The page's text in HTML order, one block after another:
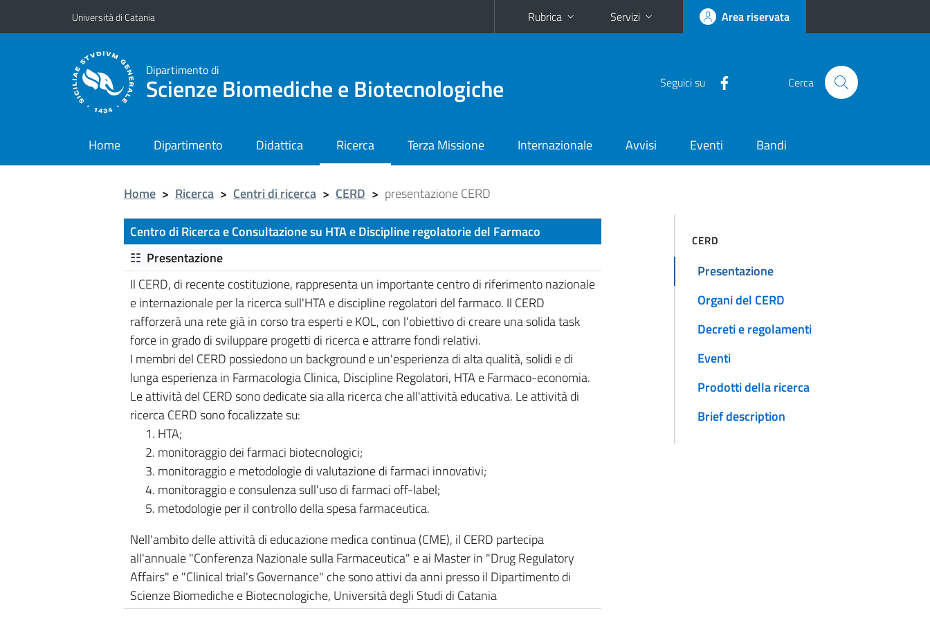
Vai al contenuto principale
Vai al menu di navigazione
Università di Catania Rubrica Servizi Area riservata
Dipartimento di
Scienze Biomediche e Biotecnologiche Seguici su Cerca
Home Dipartimento Didattica Ricerca Terza Missione Internazionale Avvisi Eventi Bandi
Home > Ricerca > Centri di ricerca > CERD > presentazione CERD
Centro di Ricerca e Consultazione su HTA e Discipline regolatorie del Farmaco
☷ Presentazione
Il CERD, di recente costituzione, rappresenta un importante centro di riferimento nazionale
e internazionale per la ricerca sull'HTA e discipline regolatori del farmaco. Il CERD
rafforzerà una rete già in corso tra esperti e KOL, con l'obiettivo di creare una solida task
force in grado di sviluppare progetti di ricerca e attrarre fondi relativi.
I membri del CERD possiedono un background e un'esperienza di alta qualità, solidi e di
lunga esperienza in Farmacologia Clinica, Discipline Regolatori, HTA e Farmaco-economia.
Le attività del CERD sono dedicate sia alla ricerca che all'attività educativa. Le attività di
ricerca CERD sono focalizzate su:
HTA;
monitoraggio dei farmaci biotecnologici;
monitoraggio e metodologie di valutazione di farmaci innovativi;
monitoraggio e consulenza sull'uso di farmaci off-label;
metodologie per il controllo della spesa farmaceutica.
Nell'ambito delle attività di educazione medica continua (CME), il CERD partecipa
all'annuale "Conferenza Nazionale sulla Farmaceutica" e ai Master in "Drug Regulatory
Affairs" e "Clinical trial's Governance" che sono attivi da anni presso il Dipartimento di
Scienze Biomediche e Biotecnologiche, Università degli Studi di Catania
CERD
Presentazione
Organi del CERD
Decreti e regolamenti
Eventi
Prodotti della ricerca
Brief description